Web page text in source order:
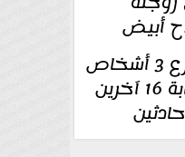
أبيض
بجرح
مصرع 3 أشخاص
وإصابة 16 آخرين
اليوم